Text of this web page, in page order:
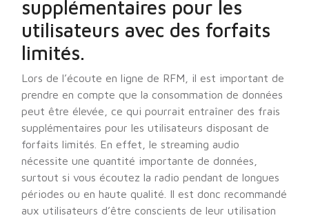
supplémentaires pour les
utilisateurs avec des forfaits
limités.
Lors de l’écoute en ligne de RFM, il est important de
prendre en compte que la consommation de données
peut être élevée, ce qui pourrait entraîner des frais
supplémentaires pour les utilisateurs disposant de
forfaits limités. En effet, le streaming audio
nécessite une quantité importante de données,
surtout si vous écoutez la radio pendant de longues
périodes ou en haute qualité. Il est donc recommandé
aux utilisateurs d’être conscients de leur utilisation